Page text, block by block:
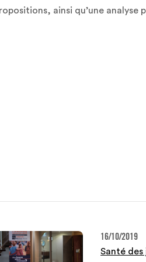
ainsi qu’une
16/10/2019
Santé